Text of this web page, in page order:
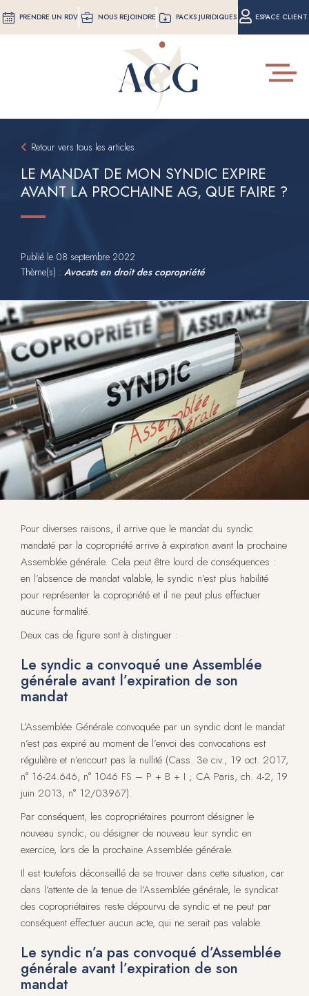
Aller
au
PRENDRE UN RDV NOUS REJOINDRE PACKS JURIDIQUES ESPACE CLIENT
Toggle
Retour vers tous les articles
LE MANDAT DE MON SYNDIC EXPIRE
AVANT LA PROCHAINE AG, QUE FAIRE ?
Publié le 08 septembre 2022
Thème(s) : Avocats en droit des copropriété
Pour diverses raisons, il arrive que le mandat du syndic
mandaté par la copropriété arrive à expiration avant la prochaine
Assemblée générale. Cela peut être lourd de conséquences :
en l’absence de mandat valable, le syndic n’est plus habilité
pour représenter la copropriété et il ne peut plus effectuer
aucune formalité.
Deux cas de figure sont à distinguer :
Le syndic a convoqué une Assemblée
générale avant l’expiration de son
mandat
L’Assemblée Générale convoquée par un syndic dont le mandat
n’est pas expiré au moment de l’envoi des convocations est
régulière et n’encourt pas la nullité (Cass. 3e civ., 19 oct. 2017,
n° 16-24.646, n° 1046 FS – P + B + I ; CA Paris, ch. 4-2, 19
juin 2013, n° 12/03967).
Par conséquent, les copropriétaires pourront désigner le
nouveau syndic, ou désigner de nouveau leur syndic en
exercice, lors de la prochaine Assemblée générale.
Il est toutefois déconseillé de se trouver dans cette situation, car
dans l’attente de la tenue de l’Assemblée générale, le syndicat
des copropriétaires reste dépourvu de syndic et ne peut par
conséquent effectuer aucun acte, qui ne serait pas valable.
Le syndic n’a pas convoqué d’Assemblée
générale avant l’expiration de son
mandat